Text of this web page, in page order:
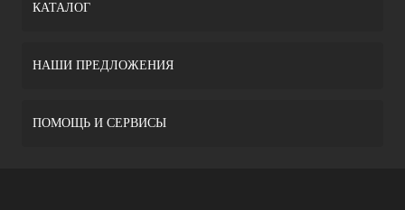
КАТАЛОГ
НАШИ ПРЕДЛОЖЕНИЯ
ПОМОЩЬ И СЕРВИСЫ